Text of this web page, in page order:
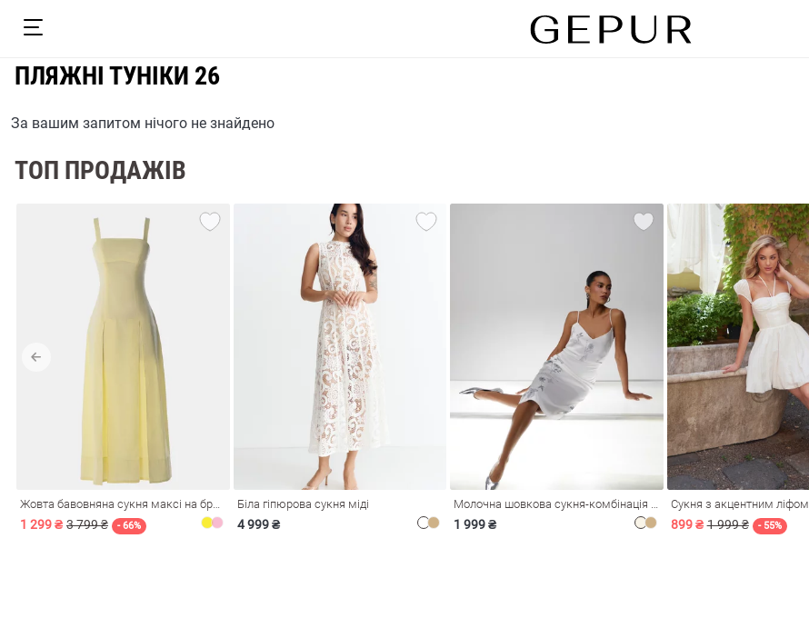
На
ПЛЯЖНІ ТУНІКИ 26
За вашим запитом нічого не знайдено
ТОП ПРОДАЖІВ
1 299 ₴ 3 799 ₴ - 66%
Біла гіпюрова сукня міді
4 999 ₴ 1 999 ₴
Сукня з акцентним ліфом
899 ₴ 1 999 ₴ - 55%